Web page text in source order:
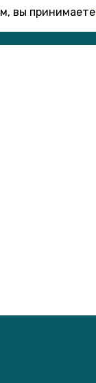
вы принимаете